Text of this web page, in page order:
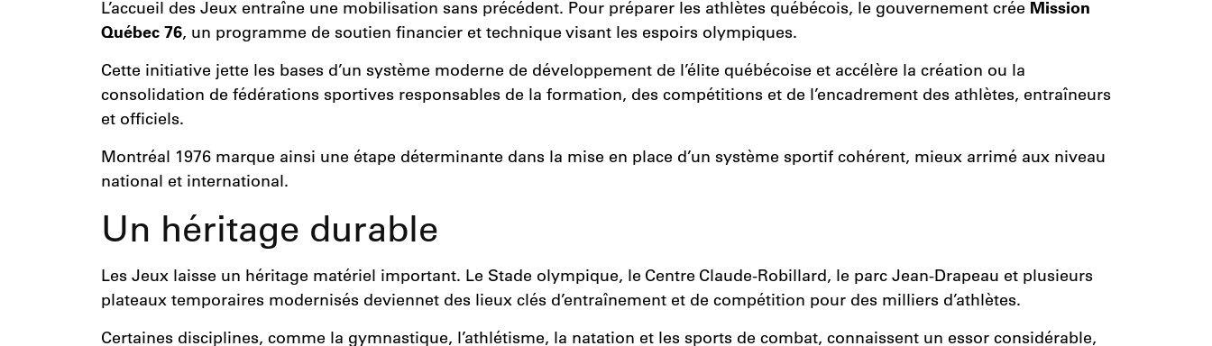
L’accueil des Jeux entraîne une mobilisation sans précédent. Pour préparer les athlètes québécois, le gouvernement crée Mission
Québec 76, un programme de soutien financier et technique visant les espoirs olympiques.
Cette initiative jette les bases d’un système moderne de développement de l’élite québécoise et accélère la création ou la
consolidation de fédérations sportives responsables de la formation, des compétitions et de l’encadrement des athlètes, entraîneurs
et officiels.
Montréal 1976 marque ainsi une étape déterminante dans la mise en place d’un système sportif cohérent, mieux arrimé aux niveau
national et international.
Un héritage durable
Les Jeux laisse un héritage matériel important. Le Stade olympique, le Centre Claude-Robillard, le parc Jean-Drapeau et plusieurs
plateaux temporaires modernisés deviennet des lieux clés d’entraînement et de compétition pour des milliers d’athlètes.
Certaines disciplines, comme la gymnastique, l’athlétisme, la natation et les sports de combat, connaissent un essor considérable,